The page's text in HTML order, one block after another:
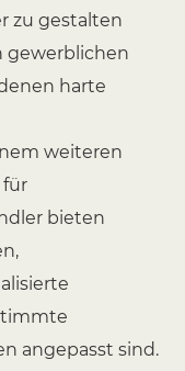
zu gestalten
gewerblichen
harte
weiteren
für
bieten
angepasst sind.